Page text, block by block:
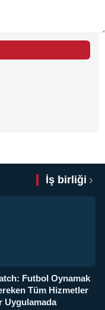
İş birliği
Futbol Oynamak
Tüm Hizmetler
Uygulamada